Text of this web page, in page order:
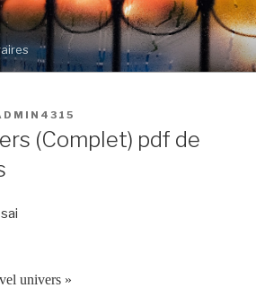
(Complet) pdf de
univers »